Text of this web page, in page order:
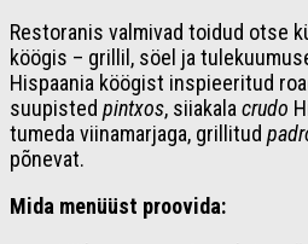
Restoranis valmivad toidud otse
köögis – grillil, söel ja
Hispaania köögist inspieeritud
suupisted pintxos, siiakala crudo
tumeda viinamarjaga, grillitud
põnevat.
Mida menüüst proovida: